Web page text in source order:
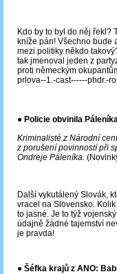
Kdo by to byl do něj řekl?
kníže pán! Všechno bude
mezi politiky někdo
tak jmenoval jeden z
proti německým
prlova--1.-cast------phdr.-
● Policie obvinila
Kriminalisté z Národní
z porušení povinností při
Ondreje Páleníka.
Další vykutálený Slovák,
vracel na Slovensko.
to jasné. Je to týž
údajně žádné tajemství
je pravda!
● Šéfka krajů z ANO: